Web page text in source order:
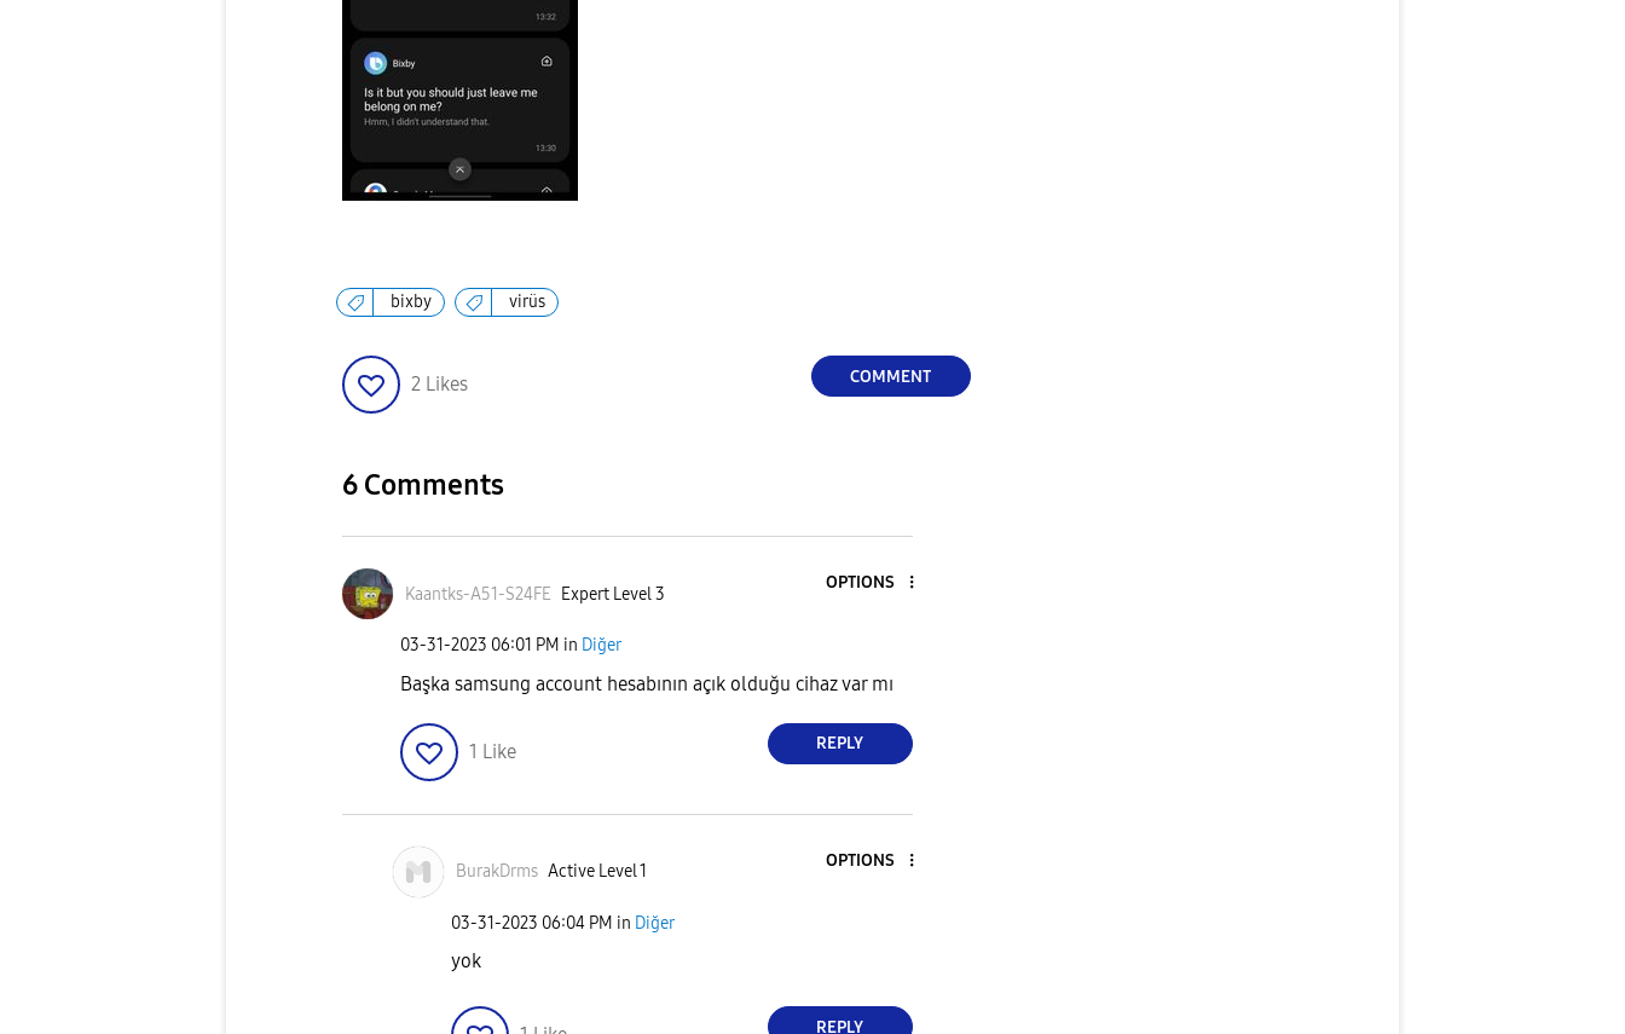
bixby virüs
2 Likes COMMENT
6 Comments
Kaantks-A51-S24FE Expert Level 3
OPTIONS
‎03-31-2023 06:01 PM in Diğer
Başka samsung account hesabının açık olduğu cihaz var mı
1 Like REPLY
BurakDrms Active Level 1
OPTIONS
‎03-31-2023 06:04 PM in Diğer
yok
REPLY